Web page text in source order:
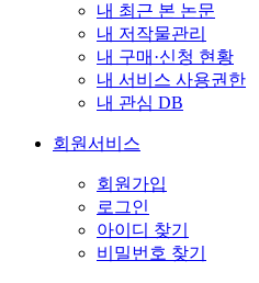
내 최근 본 논문
내 저작물관리
내 구매·신청 현황
내 서비스 사용권한
내 관심 DB
회원서비스
회원가입
로그인
아이디 찾기
비밀번호 찾기